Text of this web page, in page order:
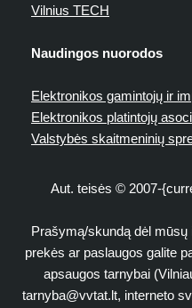
Vilnius TECH
Naudingos nuorodos
Elektronikos gamintojų ir
Elektronikos platintojų
Valstybės skaitmeninių
Aut. teisės © 2007-
Prašymą/skundą dėl mūsų
prekės ar paslaugos galite
apsaugos tarnybai
tarnyba@vvtat.lt, interneto